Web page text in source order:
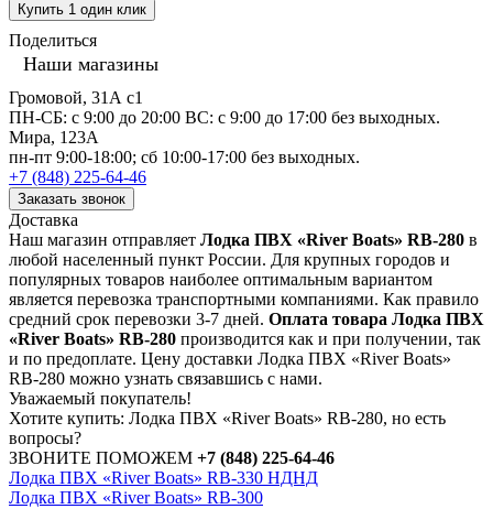
Купить 1 один клик
Поделиться
Наши магазины
Громовой, 31А с1
ПН-СБ: с 9:00 до 20:00 ВС: с 9:00 до 17:00 без выходных.
Мира, 123А
пн-пт 9:00-18:00; сб 10:00-17:00 без выходных.
+7 (848) 225-64-46
Заказать звонок
Доставка
Наш магазин отправляет Лодка ПВХ «River Boats» RB-280 в
любой населенный пункт России. Для крупных городов и
популярных товаров наиболее оптимальным вариантом
является перевозка транспортными компаниями. Как правило
средний срок перевозки 3-7 дней. Оплата товара Лодка ПВХ
«River Boats» RB-280 производится как и при получении, так
и по предоплате. Цену доставки Лодка ПВХ «River Boats»
RB-280 можно узнать связавшись с нами.
Уважаемый покупатель!
Хотите купить: Лодка ПВХ «River Boats» RB-280, но есть
вопросы?
ЗВОНИТЕ ПОМОЖЕМ +7 (848) 225-64-46
Лодка ПВХ «River Boats» RB-330 НДНД
Лодка ПВХ «River Boats» RB-300